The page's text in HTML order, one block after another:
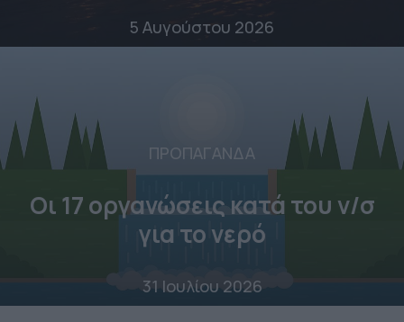
5 Αυγούστου 2026
ΠΡΟΠΑΓΑΝΔΑ
Οι 17 οργανώσεις κατά του ν/σ
για το νερό
31 Ιουλίου 2026